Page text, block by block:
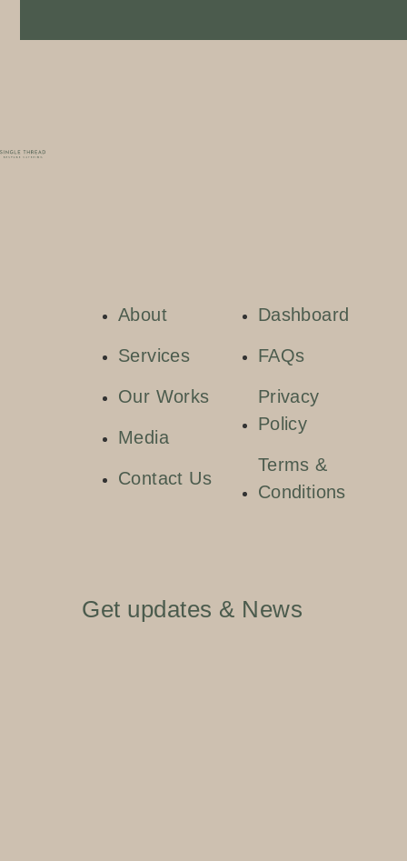
About
Services
Our Works
Media
Contact Us
Dashboard
FAQs
Privacy
Policy
Terms &
Conditions
Get updates & News